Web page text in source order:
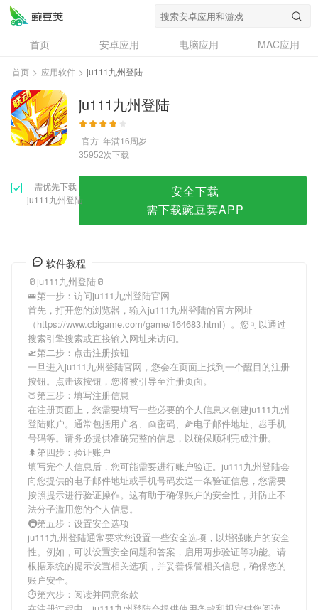
首页 安卓应用 电脑应用
MAC应用
资讯
专题
问答
首页 > 应用软件 > ju111九州登陆
ju111九州登陆
官方 年满16周岁
35952次下载
需优先下载
ju111九州登陆
安全下载
需下载豌豆荚APP
软件教程
🥛ju111九州登陆🥛
🚝第一步：访问ju111九州登陆官网
首先，打开您的浏览器，输入ju111九州登陆的官方网址
（https://www.cbigame.com/game/164683.html）。您可以通过
搜索引擎搜索或直接输入网址来访问。
🛫第二步：点击注册按钮
一旦进入ju111九州登陆官网，您会在页面上找到一个醒目的注册
按钮。点击该按钮，您将被引导至注册页面。
🍑第三步：填写注册信息
在注册页面上，您需要填写一些必要的个人信息来创建ju111九州
登陆账户。通常包括用户名、👱密码、🌽电子邮件地址、🥟手机
号码等。请务必提供准确完整的信息，以确保顺利完成注册。
🌲第四步：验证账户
填写完个人信息后，您可能需要进行账户验证。ju111九州登陆会
向您提供的电子邮件地址或手机号码发送一条验证信息，您需要
按照提示进行验证操作。这有助于确保账户的安全性，并防止不
法分子滥用您的个人信息。
🚇第五步：设置安全选项
ju111九州登陆通常要求您设置一些安全选项，以增强账户的安全
性。例如，可以设置安全问题和答案，启用两步验证等功能。请
根据系统的提示设置相关选项，并妥善保管相关信息，确保您的
账户安全。
⏱第六步：阅读并同意条款